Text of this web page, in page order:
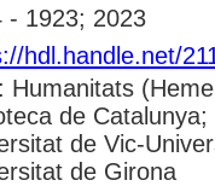
- 1923; 2023
hdl.handle.net/
Humanitats
de
de Vic-
de Girona